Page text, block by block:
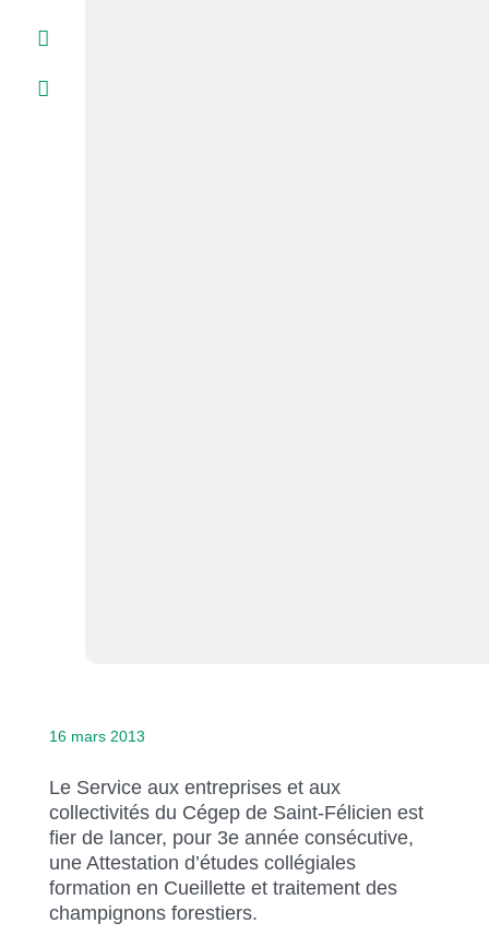
16 mars 2013
Le Service aux entreprises et aux
collectivités du Cégep de Saint-Félicien est
fier de lancer, pour 3e année consécutive,
une Attestation d’études collégiales
formation en Cueillette et traitement des
champignons forestiers.